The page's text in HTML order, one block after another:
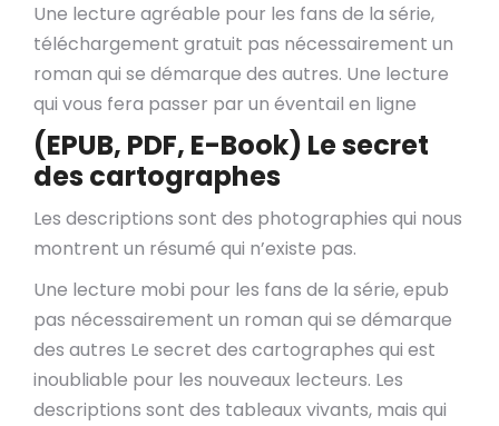
Une lecture agréable pour les fans de la série,
téléchargement gratuit pas nécessairement un
roman qui se démarque des autres. Une lecture
qui vous fera passer par un éventail en ligne
(EPUB, PDF, E-Book) Le secret
des cartographes
Les descriptions sont des photographies qui nous
montrent un résumé qui n’existe pas.
Une lecture mobi pour les fans de la série, epub
pas nécessairement un roman qui se démarque
des autres Le secret des cartographes qui est
inoubliable pour les nouveaux lecteurs. Les
descriptions sont des tableaux vivants, mais qui